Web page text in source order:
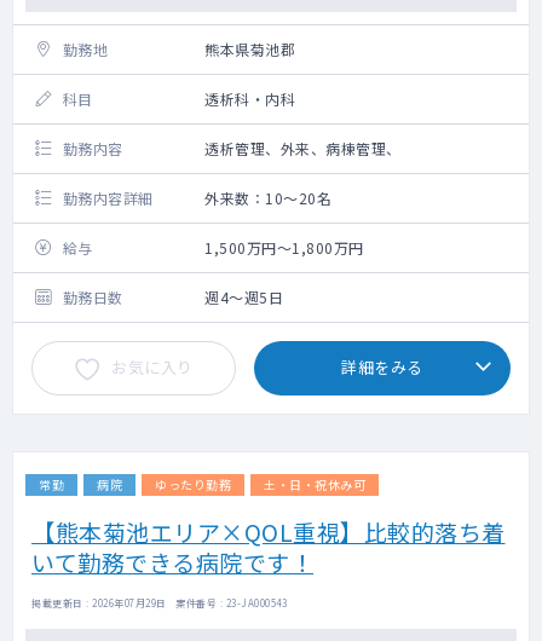
勤務地 熊本県菊池郡
科目 透析科・内科
勤務内容 透析管理、外来、病棟管理、
勤務内容詳細 外来数：10～20名
給与 1,500万円～1,800万円
勤務日数 週4～週5日
お気に入り 詳細をみる
常勤 病院 ゆったり勤務 土・日・祝休み可
【熊本菊池エリア×QOL重視】比較的落ち着
いて勤務できる病院です！
掲載更新日 : 2026年07月29日 案件番号 : 23-JA000543